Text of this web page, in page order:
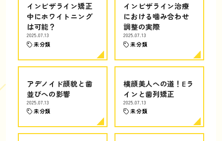
インビザライン矯正
中にホワイトニング
は可能？
2025.07.13
未分類
インビザライン治療
における噛み合わせ
調整の実際
2025.07.13
未分類
アデノイド顔貌と歯
並びへの影響
2025.07.13
未分類
横顔美人への道！Eラ
インと歯列矯正
2025.07.13
未分類